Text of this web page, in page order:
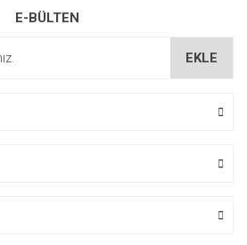
alternatifler olmalı.
E-BÜLTEN
EKLE